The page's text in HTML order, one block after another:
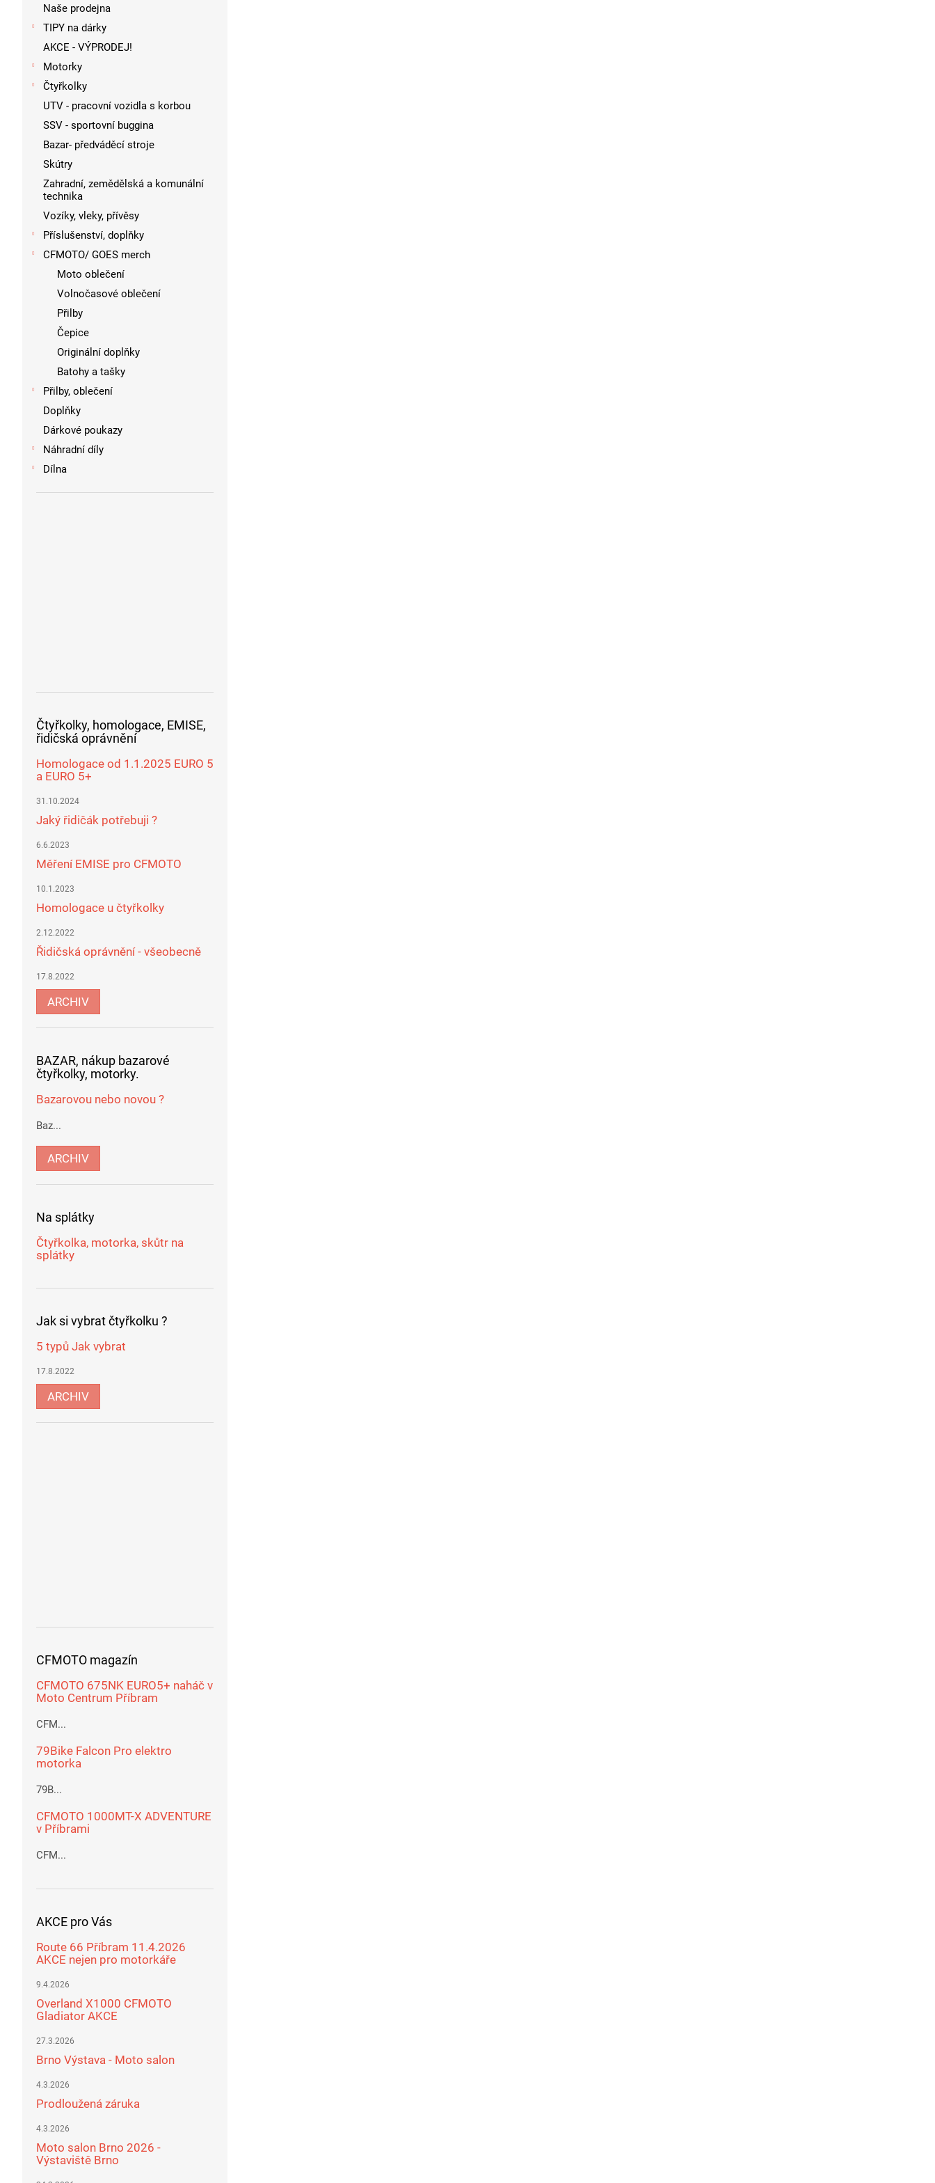
Naše prodejna
TIPY na dárky
AKCE - VÝPRODEJ!
Motorky
Čtyřkolky
UTV - pracovní vozidla s korbou
SSV - sportovní buggina
Bazar- předváděcí stroje
Skútry
Zahradní, zemědělská a komunální
technika
Vozíky, vleky, přívěsy
Příslušenství, doplňky
CFMOTO/ GOES merch
Moto oblečení
Volnočasové oblečení
Přilby
Čepice
Originální doplňky
Batohy a tašky
Přilby, oblečení
Doplňky
Dárkové poukazy
Náhradní díly
Dílna
Čtyřkolky, homologace, EMISE,
řidičská oprávnění
Homologace od 1.1.2025 EURO 5
a EURO 5+
31.10.2024
Jaký řidičák potřebuji ?
6.6.2023
Měření EMISE pro CFMOTO
10.1.2023
Homologace u čtyřkolky
2.12.2022
Řidičská oprávnění - všeobecně
17.8.2022
ARCHIV
BAZAR, nákup bazarové
čtyřkolky, motorky.
Bazarovou nebo novou ?
Baz...
ARCHIV
Na splátky
Čtyřkolka, motorka, skůtr na
splátky
Jak si vybrat čtyřkolku ?
5 typů Jak vybrat
17.8.2022
ARCHIV
CFMOTO magazín
CFMOTO 675NK EURO5+ naháč v
Moto Centrum Příbram
CFM...
79Bike Falcon Pro elektro
motorka
79B...
CFMOTO 1000MT-X ADVENTURE
v Příbrami
CFM...
AKCE pro Vás
Route 66 Příbram 11.4.2026
AKCE nejen pro motorkáře
9.4.2026
Overland X1000 CFMOTO
Gladiator AKCE
27.3.2026
Brno Výstava - Moto salon
4.3.2026
Prodloužená záruka
4.3.2026
Moto salon Brno 2026 -
Výstaviště Brno